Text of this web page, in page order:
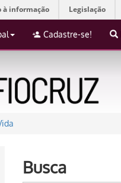
à informação Legislação
Cadastre-se!
Busca